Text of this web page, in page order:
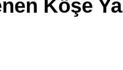
Köşe